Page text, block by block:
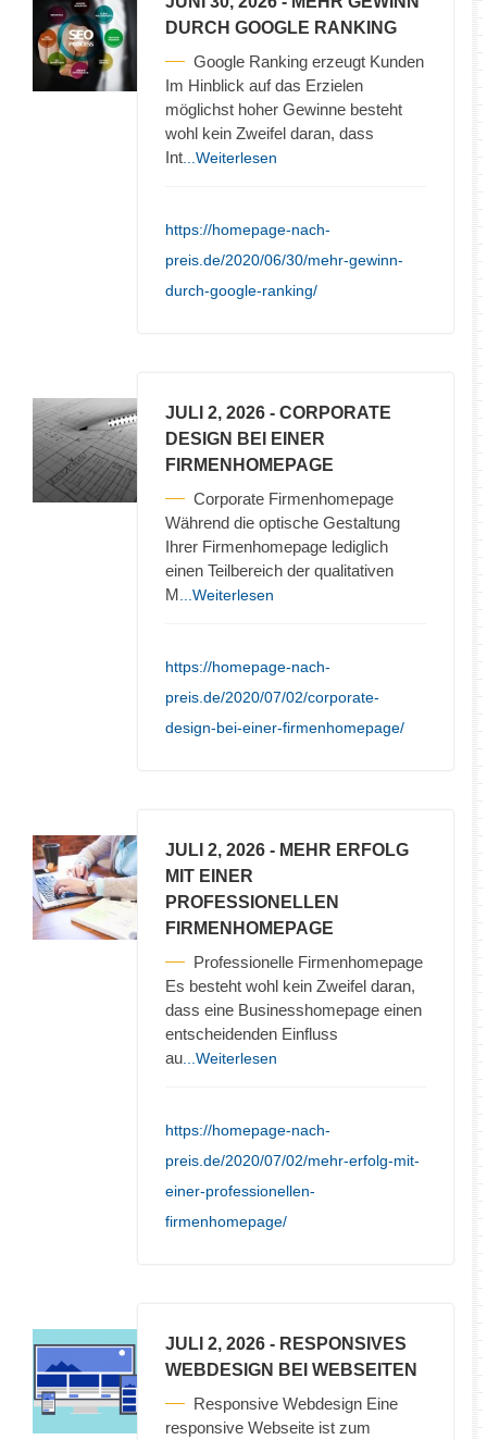
DURCH GOOGLE RANKING
Google Ranking erzeugt Kunden
Im Hinblick auf das Erzielen
möglichst hoher Gewinne besteht
wohl kein Zweifel daran, dass
Int ...Weiterlesen
https://homepage-nach-
preis.de/2020/06/30/mehr-gewinn-
durch-google-ranking/
JULI 2, 2026 - CORPORATE
DESIGN BEI EINER
FIRMENHOMEPAGE
Corporate Firmenhomepage
Während die optische Gestaltung
Ihrer Firmenhomepage lediglich
einen Teilbereich der qualitativen
M ...Weiterlesen
https://homepage-nach-
preis.de/2020/07/02/corporate-
design-bei-einer-firmenhomepage/
JULI 2, 2026 - MEHR ERFOLG
MIT EINER
PROFESSIONELLEN
FIRMENHOMEPAGE
Professionelle Firmenhomepage
Es besteht wohl kein Zweifel daran,
dass eine Businesshomepage einen
entscheidenden Einfluss
au ...Weiterlesen
https://homepage-nach-
preis.de/2020/07/02/mehr-erfolg-mit-
einer-professionellen-
firmenhomepage/
JULI 2, 2026 - RESPONSIVES
WEBDESIGN BEI WEBSEITEN
Responsive Webdesign Eine
responsive Webseite ist zum